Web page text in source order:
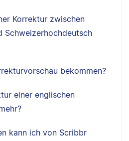
Korrektur zwischen
Schweizerhochdeutsch
bekommen?
einer englischen
kann ich von Scribbr